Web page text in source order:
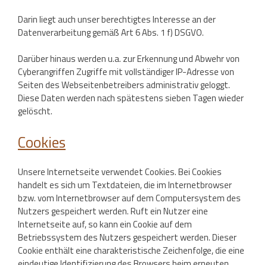
Darin liegt auch unser berechtigtes Interesse an der
Datenverarbeitung gemäß Art 6 Abs. 1 f) DSGVO.
Darüber hinaus werden u.a. zur Erkennung und Abwehr von
Cyberangriffen Zugriffe mit vollständiger IP-Adresse von
Seiten des Webseitenbetreibers administrativ geloggt.
Diese Daten werden nach spätestens sieben Tagen wieder
gelöscht.
Cookies
Unsere Internetseite verwendet Cookies. Bei Cookies
handelt es sich um Textdateien, die im Internetbrowser
bzw. vom Internetbrowser auf dem Computersystem des
Nutzers gespeichert werden. Ruft ein Nutzer eine
Internetseite auf, so kann ein Cookie auf dem
Betriebssystem des Nutzers gespeichert werden. Dieser
Cookie enthält eine charakteristische Zeichenfolge, die eine